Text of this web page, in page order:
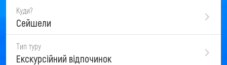
Куди?
Сейшели
Тип туру
Екскурсійний відпочинок